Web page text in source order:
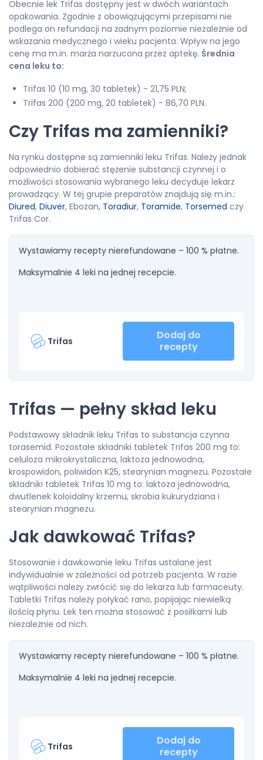
Obecnie lek Trifas dostępny jest w dwóch wariantach
opakowania. Zgodnie z obowiązującymi przepisami nie
podlega on refundacji na żadnym poziomie niezależnie od
wskazania medycznego i wieku pacjenta. Wpływ na jego
cenę ma m.in. marża narzucona przez aptekę. Średnia
cena leku to:
Trifas 10 (10 mg, 30 tabletek) - 21,75 PLN;
Trifas 200 (200 mg, 20 tabletek) - 86,70 PLN.
Czy Trifas ma zamienniki?
Na rynku dostępne są zamienniki leku Trifas. Należy jednak
odpowiednio dobierać stężenie substancji czynnej i o
możliwości stosowania wybranego leku decyduje lekarz
prowadzący. W tej grupie preparatów znajdują się m.in.:
Diured, Diuver, Ebozan, Toradiur, Toramide, Torsemed czy
Trifas Cor.
Wystawiamy recepty nierefundowane – 100 % płatne.
Maksymalnie 4 leki na jednej recepcie.
Trifas
Dodaj do
recepty
Trifas — pełny skład leku
Podstawowy składnik leku Trifas to substancja czynna
torasemid. Pozostałe składniki tabletek Trifas 200 mg to:
celuloza mikrokrystaliczna, laktoza jednowodna,
krospowidon, poliwidon K25, stearynian magnezu. Pozostałe
składniki tabletek Trifas 10 mg to: laktoza jednowodna,
dwutlenek koloidalny krzemu, skrobia kukurydziana i
stearynian magnezu.
Jak dawkować Trifas?
Stosowanie i dawkowanie leku Trifas ustalane jest
indywidualnie w zależności od potrzeb pacjenta. W razie
wątpliwości należy zwrócić się do lekarza lub farmaceuty.
Tabletki Trifas należy połykać rano, popijając niewielką
ilością płynu. Lek ten można stosować z posiłkami lub
niezależnie od nich.
Wystawiamy recepty nierefundowane – 100 % płatne.
Maksymalnie 4 leki na jednej recepcie.
Trifas
Dodaj do
recepty